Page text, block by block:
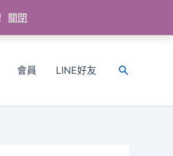
關閉
會員 LINE好友
搜